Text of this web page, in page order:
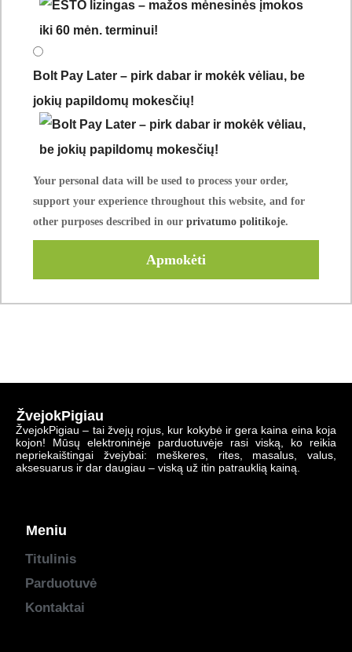
Bolt Pay Later – pirk dabar ir mokėk vėliau, be
jokių papildomų mokesčių!
Your personal data will be used to process your order,
support your experience throughout this website, and for
other purposes described in our privatumo politikoje.
Apmokėti
ŽvejokPigiau
ŽvejokPigiau – tai žvejų rojus, kur kokybė ir gera kaina eina koja
kojon! Mūsų elektroninėje parduotuvėje rasi viską, ko reikia
nepriekaištingai žvejybai: meškeres, rites, masalus, valus,
aksesuarus ir dar daugiau – viską už itin patrauklią kainą.
Meniu
Titulinis
Parduotuvė
Kontaktai